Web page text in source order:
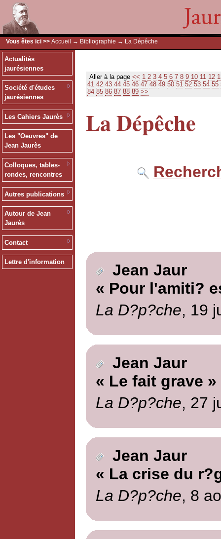
Vous êtes ici >> Accueil → Bibliographie → La Dépêche
Actualités
jaurésiennes
Société d'études
jaurésiennes
Les Cahiers Jaurès
Les "Oeuvres" de
Jean Jaurès
Colloques, tables-
rondes, rencontres
Autres publications
Autour de Jean
Jaurès
Contact
Lettre d'information
Aller à la page << 1 2 3 4 5 6 7 8 9 10 11 12
41 42 43 44 45 46 47 48 49 50 51 52 53 54 55
84 85 86 87 88 89 >>
La Dépêche
Jean Jaur
« Pour l'amiti?
La D?p?che, 19
Jean Jaur
« Le fait grave »
La D?p?che, 27
Jean Jaur
« La crise du
La D?p?che, 8